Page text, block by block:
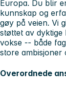
Europa. Du blir
kunnskap og
gøy på veien. Vi
støttet av
vokse -- både
store ambisjoner
Overordnede